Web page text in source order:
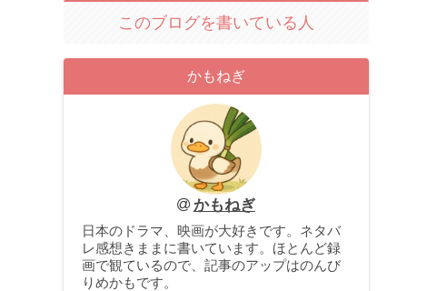
このブログを書いている人
かもねぎ
かもねぎ
日本のドラマ、映画が大好きです。ネタバ
レ感想きままに書いています。ほとんど録
画で観ているので、記事のアップはのんび
りめかもです。